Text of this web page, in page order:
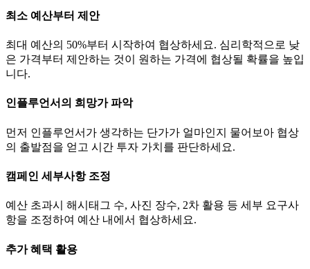
최소 예산부터 제안
최대 예산의 50%부터 시작하여 협상하세요. 심리학적으로 낮
은 가격부터 제안하는 것이 원하는 가격에 협상될 확률을 높입
니다.
인플루언서의 희망가 파악
먼저 인플루언서가 생각하는 단가가 얼마인지 물어보아 협상
의 출발점을 얻고 시간 투자 가치를 판단하세요.
캠페인 세부사항 조정
예산 초과시 해시태그 수, 사진 장수, 2차 활용 등 세부 요구사
항을 조정하여 예산 내에서 협상하세요.
추가 혜택 활용